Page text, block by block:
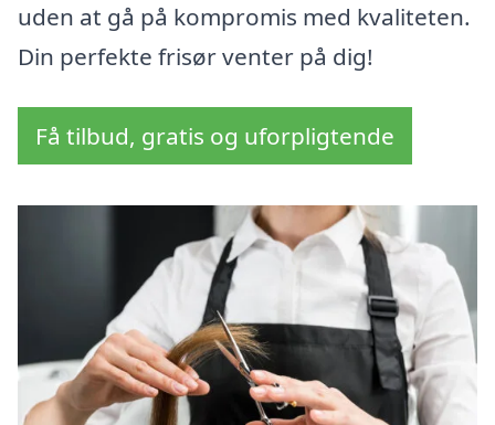
uden at gå på kompromis med kvaliteten.
Din perfekte frisør venter på dig!
Få tilbud, gratis og uforpligtende